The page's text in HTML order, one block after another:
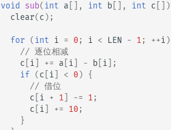
void sub(int a [], int b [], int c [])
clear(c);
for (int i = 0; i < LEN - 1 ; ++i)
// 逐位相减
c i += a i - b i ];
if (c i < 0) {
// 借位
c i + 1 -= 1 ;
c i += 10;
}